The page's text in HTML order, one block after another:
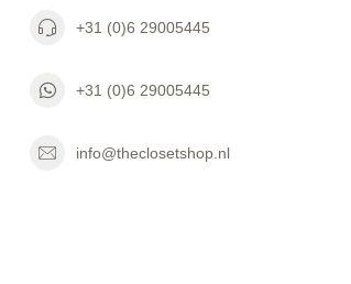
+31 (0)6 29005445
+31 (0)6 29005445
info@theclosetshop.nl